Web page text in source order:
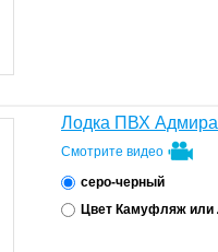
Лодка ПВХ
Смотрите видео
серо-черный
Цвет Камуфляж или